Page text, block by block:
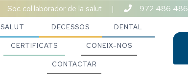
Soc col·laborador de la salut | 972 486 486
SALUT DECESSOS DENTAL
CERTIFICATS CONEIX-NOS
CONTACTAR